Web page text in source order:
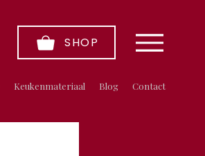
SHOP
Keukenmateriaal Blog Contact